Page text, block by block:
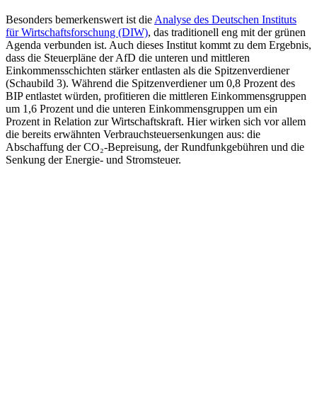
Besonders bemerkenswert ist die Analyse des Deutschen Instituts
für Wirtschaftsforschung (DIW), das traditionell eng mit der grünen
Agenda verbunden ist. Auch dieses Institut kommt zu dem Ergebnis,
dass die Steuerpläne der AfD die unteren und mittleren
Einkommensschichten stärker entlasten als die Spitzenverdiener
(Schaubild 3). Während die Spitzenverdiener um 0,8 Prozent des
BIP entlastet würden, profitieren die mittleren Einkommensgruppen
um 1,6 Prozent und die unteren Einkommensgruppen um ein
Prozent in Relation zur Wirtschaftskraft. Hier wirken sich vor allem
die bereits erwähnten Verbrauchsteuersenkungen aus: die
Abschaffung der CO₂-Bepreisung, der Rundfunkgebühren und die
Senkung der Energie- und Stromsteuer.